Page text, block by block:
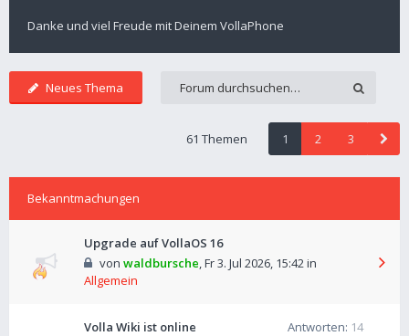
Danke und viel Freude mit Deinem VollaPhone
Neues Thema
61 Themen 1 2 3
Bekanntmachungen
Upgrade auf VollaOS 16
von waldbursche,Fr 3. Jul 2026, 15:42in
Allgemein
Volla Wiki ist online Antworten: 14